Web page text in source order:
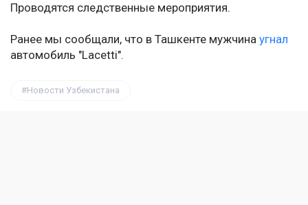
Проводятся следственные мероприятия.
Ранее мы сообщали, что в Ташкенте мужчина угнал
автомобиль "Lacetti".
Новости Узбекистана